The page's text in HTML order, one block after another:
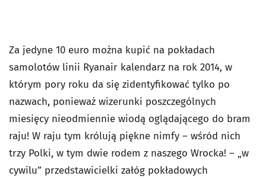
Za jedyne 10 euro można kupić na pokładach
samolotów linii Ryanair kalendarz na rok 2014, w
którym pory roku da się zidentyfikować tylko po
nazwach, ponieważ wizerunki poszczególnych
miesięcy nieodmiennie wiodą oglądającego do bram
raju! W raju tym królują piękne nimfy – wśród nich
trzy Polki, w tym dwie rodem z naszego Wrocka! – „w
cywilu” przedstawicielki załóg pokładowych